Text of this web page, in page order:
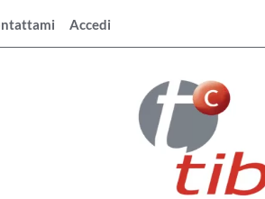
Accedi